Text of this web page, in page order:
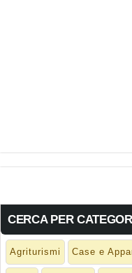
CERCA PER
Agriturismi Case e